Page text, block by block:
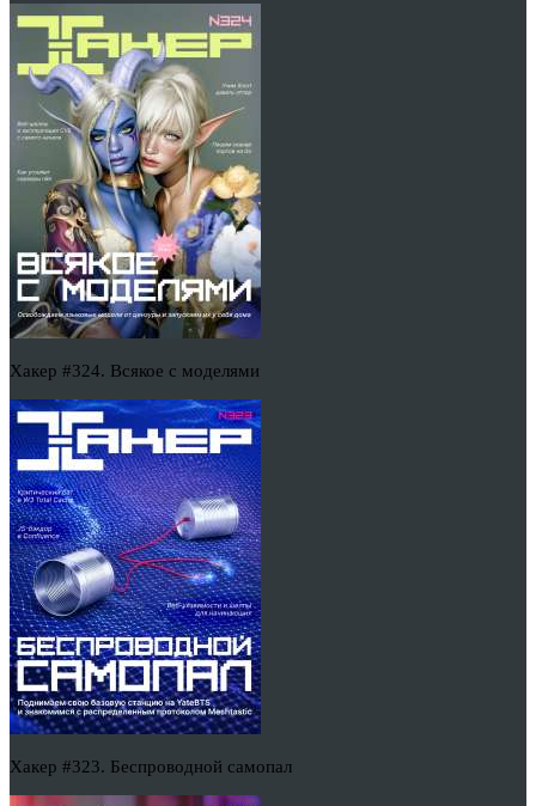
Хакер #324. Всякое с моделями
Хакер #323. Беспроводной самопал